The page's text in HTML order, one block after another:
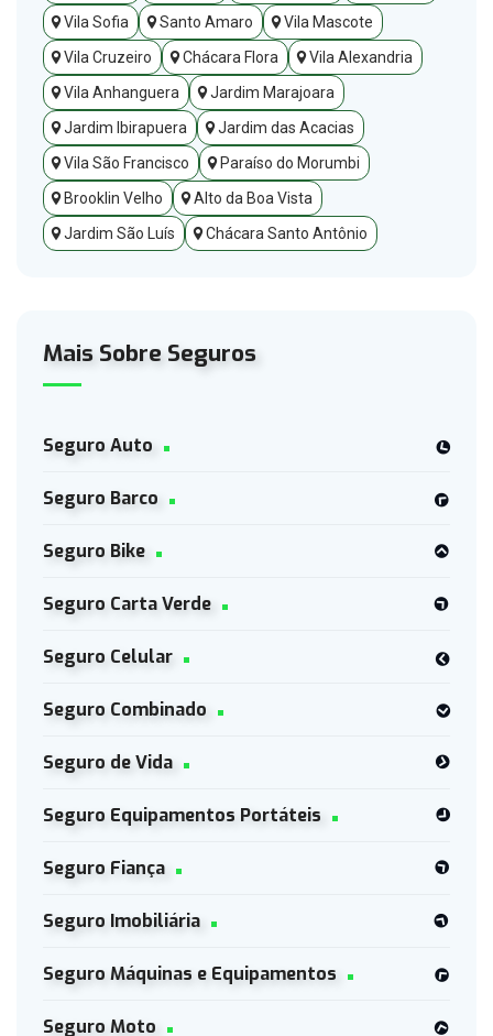
Vila Sofia
Santo Amaro
Vila Mascote
Vila Cruzeiro
Chácara Flora
Vila Alexandria
Vila Anhanguera
Jardim Marajoara
Jardim Ibirapuera
Jardim das Acacias
Vila São Francisco
Paraíso do Morumbi
Brooklin Velho
Alto da Boa Vista
Jardim São Luís
Chácara Santo Antônio
Mais Sobre Seguros
Seguro Auto
Seguro Barco
Seguro Bike
Seguro Carta Verde
Seguro Celular
Seguro Combinado
Seguro de Vida
Seguro Equipamentos Portáteis
Seguro Fiança
Seguro Imobiliária
Seguro Máquinas e Equipamentos
Seguro Moto